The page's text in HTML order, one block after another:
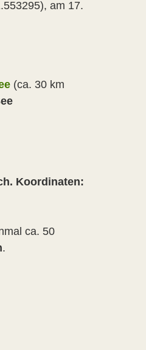
am 17.
(ca. 30 km
Koordinaten:
ca. 50
.